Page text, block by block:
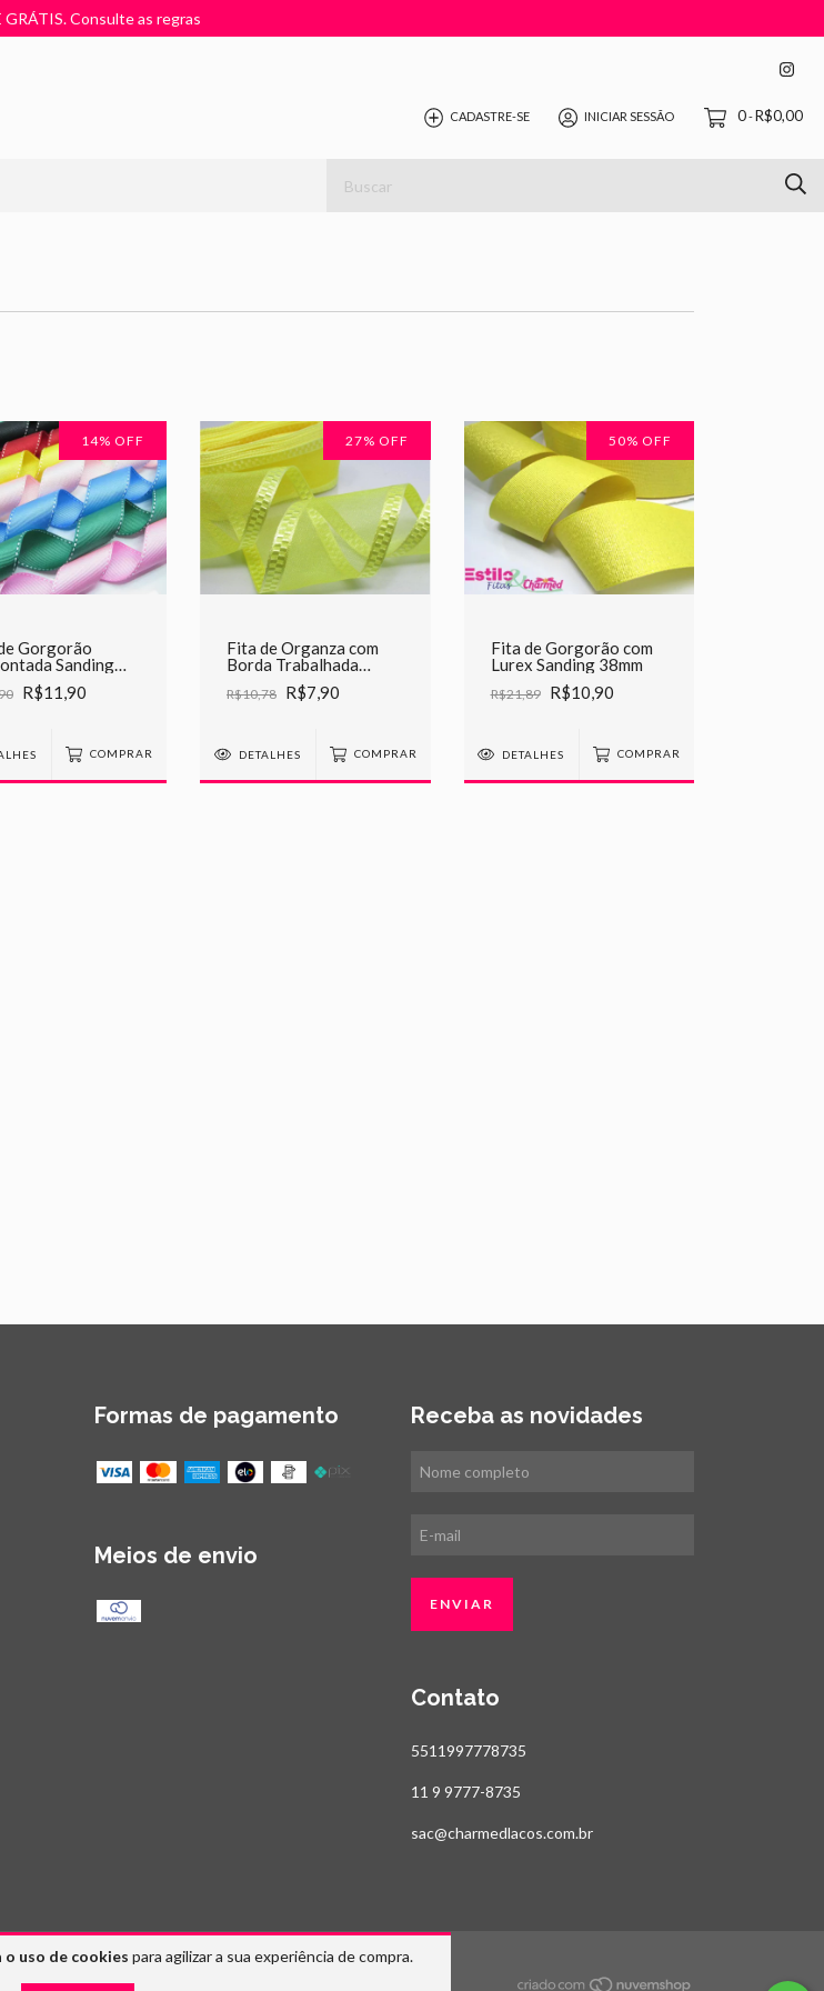
GRÁTIS. Consulte as regras
CADASTRE-SE INICIAR SESSÃO 0-R$0,00
o uso de cookies para agilizar a sua experiência de compra.
14% OFF
Gorgorão
Sanding
- 5 METROS
R$11,90
COMPRAR
27% OFF
Fita de Organza com
Borda Trabalhada
38mm - Rolo com 5
Metros
R$10,78 R$7,90
DETALHES COMPRAR
50% OFF
Fita de Gorgorão com
Lurex Sanding 38mm
R$21,89 R$10,90
DETALHES COMPRAR
Formas de pagamento
Meios de envio
Receba as novidades
Contato
5511997778735
11 9 9777-8735
sac@charmedlacos.com.br